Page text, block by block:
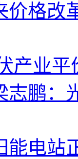
价格改
产业
志鹏：
能电站